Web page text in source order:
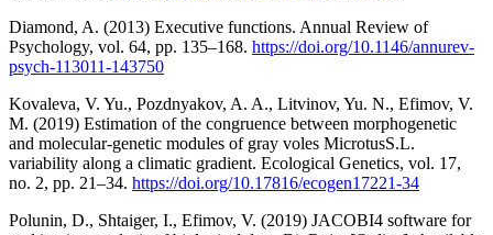
Diamond, A. (2013) Executive functions. Annual Review of
Psychology, vol. 64, pp. 135–168. https://doi.org/10.1146/annurev-
psych-113011-143750
Kovaleva, V. Yu., Pozdnyakov, A. A., Litvinov, Yu. N., Efimov, V.
M. (2019) Estimation of the congruence between morphogenetic
and molecular-genetic modules of gray voles MicrotusS.L.
variability along a climatic gradient. Ecological Genetics, vol. 17,
no. 2, pp. 21–34. https://doi.org/10.17816/ecogen17221-34
Polunin, D., Shtaiger, I., Efimov, V. (2019) JACOBI4 software for